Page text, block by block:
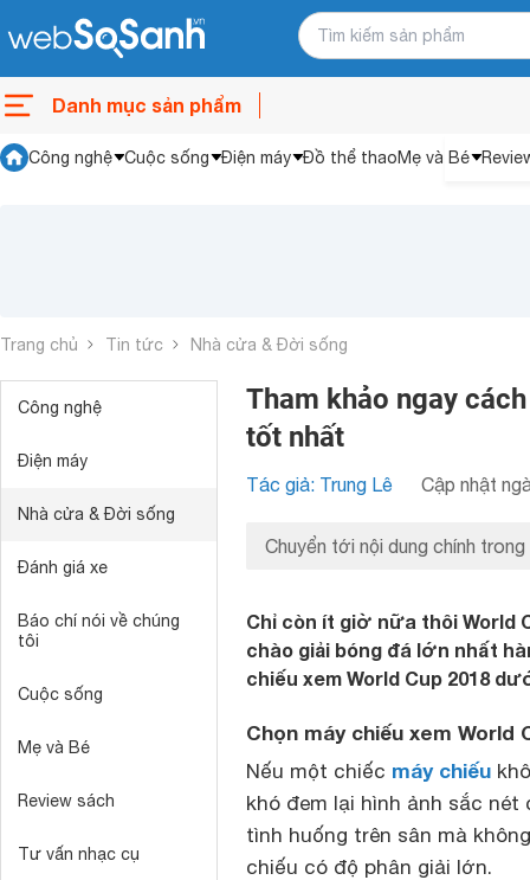
Danh mục sản phẩm
Công nghệ Cuộc sống Điện máy Đồ thể thaoMẹ và Bé
Trang chủ Tin tức Nhà cửa & Đời sống
Công nghệ
Điện máy
Nhà cửa & Đời sống
Đánh giá xe
Báo chí nói về chúng
tôi
Cuộc sống
Mẹ và Bé
Review sách
Tư vấn nhạc cụ
Tham khảo ngay
tốt nhất
Tác giả: Trung Lê Cập nhật
Chuyển tới nội dung chính trong
Chỉ còn ít giờ nữa thôi World
chào giải bóng đá lớn nhất
chiếu xem World Cup 2018
Chọn máy chiếu xem World
Nếu một chiếc máy chiếu
khó đem lại hình ảnh sắc
tình huống trên sân mà
chiếu có độ phân giải lớn.